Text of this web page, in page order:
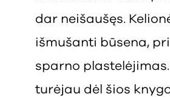
dar neišaušęs.
išmušanti būsena,
sparno
turėjau dėl šios